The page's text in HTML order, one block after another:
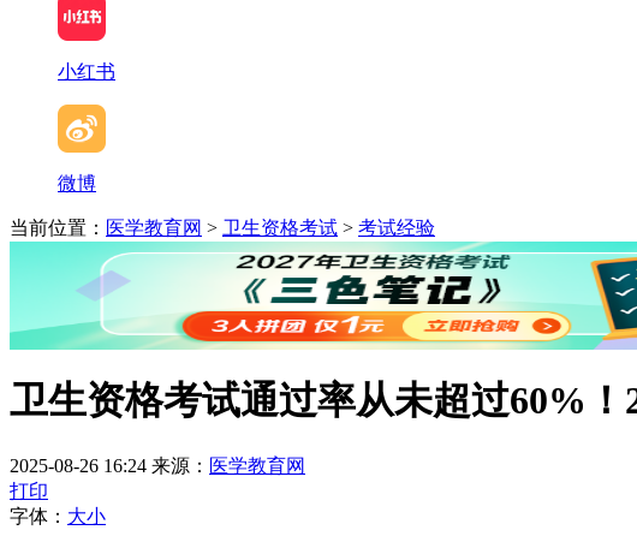
小红书
微博
当前位置： 医学教育网 > 卫生资格考试 > 考试经验
卫生资格考试通过率从未超过60%！
2025-08-26 16:24 来源： 医学教育网
打印
字体： 大小